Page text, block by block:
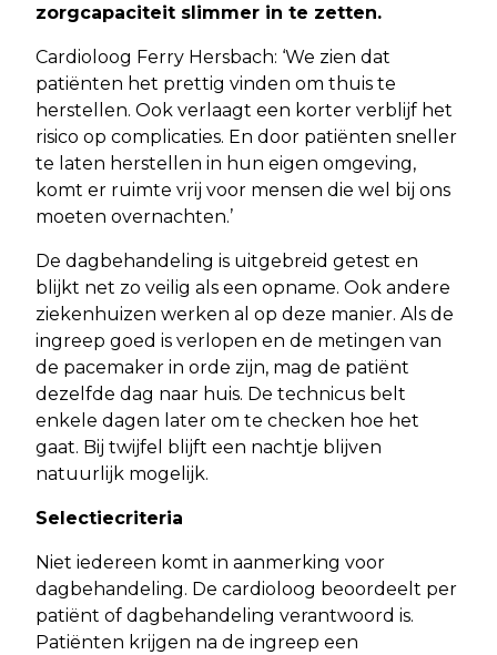
zorgcapaciteit slimmer in te zetten.
Cardioloog Ferry Hersbach: ‘We zien dat
patiënten het prettig vinden om thuis te
herstellen. Ook verlaagt een korter verblijf het
risico op complicaties. En door patiënten sneller
te laten herstellen in hun eigen omgeving,
komt er ruimte vrij voor mensen die wel bij ons
moeten overnachten.’
De dagbehandeling is uitgebreid getest en
blijkt net zo veilig als een opname. Ook andere
ziekenhuizen werken al op deze manier. Als de
ingreep goed is verlopen en de metingen van
de pacemaker in orde zijn, mag de patiënt
dezelfde dag naar huis. De technicus belt
enkele dagen later om te checken hoe het
gaat. Bij twijfel blijft een nachtje blijven
natuurlijk mogelijk.
Selectiecriteria
Niet iedereen komt in aanmerking voor
dagbehandeling. De cardioloog beoordeelt per
patiënt of dagbehandeling verantwoord is.
Patiënten krijgen na de ingreep een